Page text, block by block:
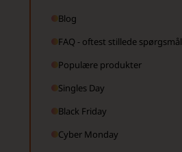
Blog
FAQ - oftest stillede spørgsmål
Populære produkter
Singles Day
Black Friday
Cyber Monday